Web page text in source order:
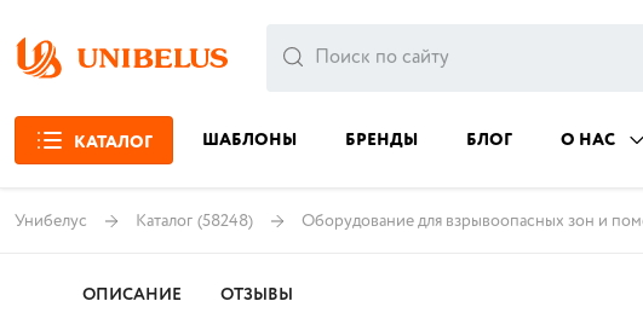
КАТАЛОГ ШАБЛОНЫ БРЕНДЫ БЛОГ О НАС
Унибелус Каталог (58248) Оборудование для взрывоопасных зон и
ОПИСАНИЕ ОТЗЫВЫ